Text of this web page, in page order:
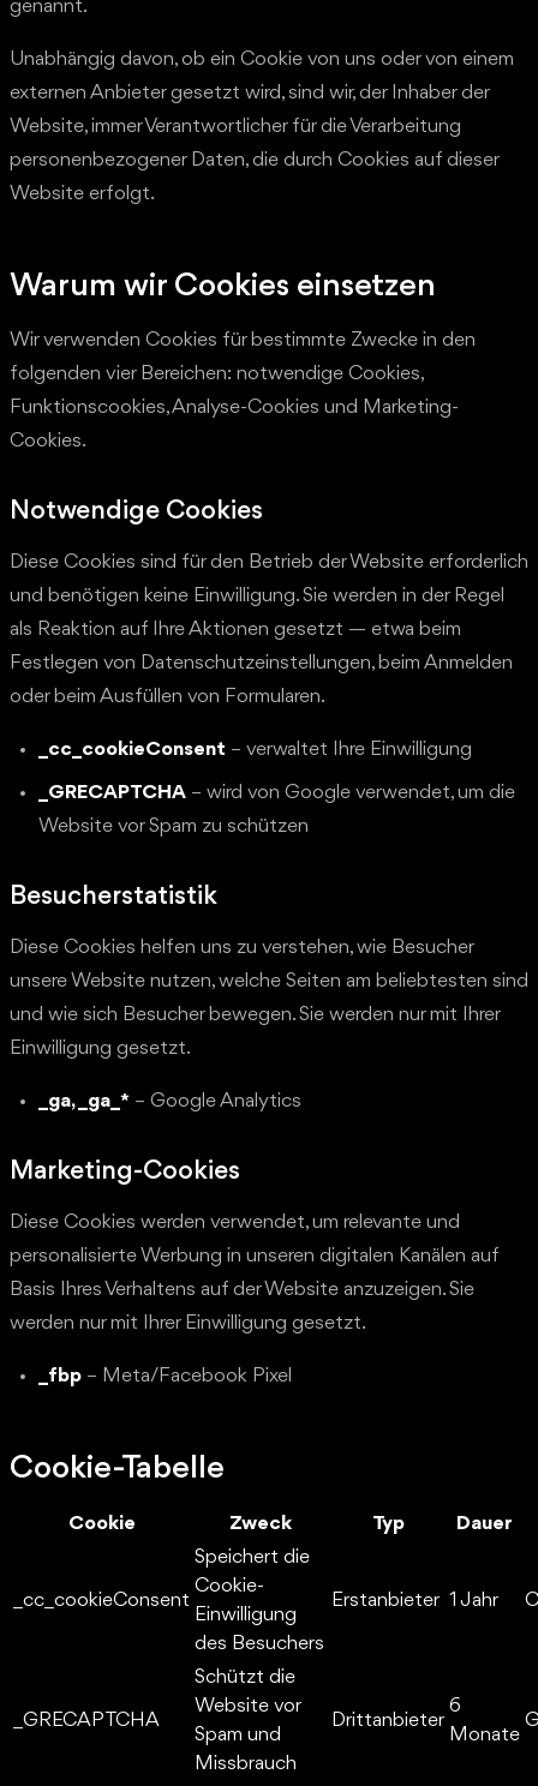
genannt.
Unabhängig davon, ob ein Cookie von uns oder von einem
externen Anbieter gesetzt wird, sind wir, der Inhaber der
Website, immer Verantwortlicher für die Verarbeitung
personenbezogener Daten, die durch Cookies auf dieser
Website erfolgt.
Warum wir Cookies einsetzen
Wir verwenden Cookies für bestimmte Zwecke in den
folgenden vier Bereichen: notwendige Cookies,
Funktionscookies, Analyse-Cookies und Marketing-
Cookies.
Notwendige Cookies
Diese Cookies sind für den Betrieb der Website erforderlich
und benötigen keine Einwilligung. Sie werden in der Regel
als Reaktion auf Ihre Aktionen gesetzt — etwa beim
Festlegen von Datenschutzeinstellungen, beim Anmelden
oder beim Ausfüllen von Formularen.
_cc_cookieConsent – verwaltet Ihre Einwilligung
_GRECAPTCHA – wird von Google verwendet, um die
Website vor Spam zu schützen
Besucherstatistik
Diese Cookies helfen uns zu verstehen, wie Besucher
unsere Website nutzen, welche Seiten am beliebtesten sind
und wie sich Besucher bewegen. Sie werden nur mit Ihrer
Einwilligung gesetzt.
_ga, _ga_* – Google Analytics
Marketing-Cookies
Diese Cookies werden verwendet, um relevante und
personalisierte Werbung in unseren digitalen Kanälen auf
Basis Ihres Verhaltens auf der Website anzuzeigen. Sie
werden nur mit Ihrer Einwilligung gesetzt.
_fbp – Meta/Facebook Pixel
Cookie-Tabelle
Cookie Zweck Typ Dauer
_cc_cookieConsent
Speichert die
Cookie-
Einwilligung
des Besuchers
Erstanbieter 1 Jahr
_GRECAPTCHA
Schützt die
Website vor
Spam und
Missbrauch
Drittanbieter
6
Monate